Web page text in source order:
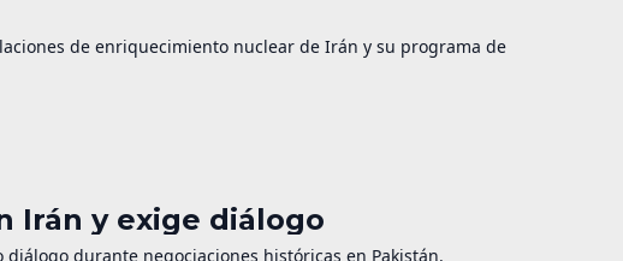
de enriquecimiento nuclear de Irán y su programa de
Irán y exige diálogo
diálogo durante negociaciones históricas en Pakistán.